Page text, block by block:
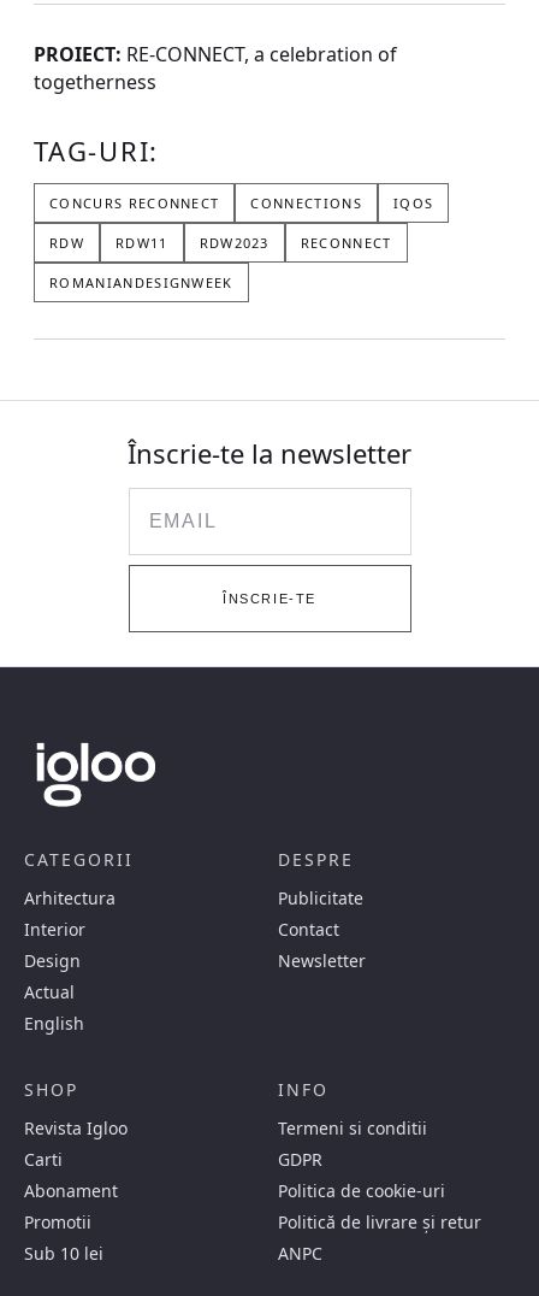
PROIECT: RE-CONNECT, a celebration of
togetherness
TAG-URI:
CONCURS RECONNECT CONNECTIONS IQOS
RDW RDW11 RDW2023 RECONNECT
ROMANIANDESIGNWEEK
Înscrie-te la newsletter
ÎNSCRIE-TE
CATEGORII
Arhitectura
Interior
Design
Actual
English
DESPRE
Publicitate
Contact
Newsletter
SHOP
Revista Igloo
Carti
Abonament
Promotii
Sub 10 lei
INFO
Termeni si conditii
GDPR
Politica de cookie-uri
Politică de livrare și retur
ANPC